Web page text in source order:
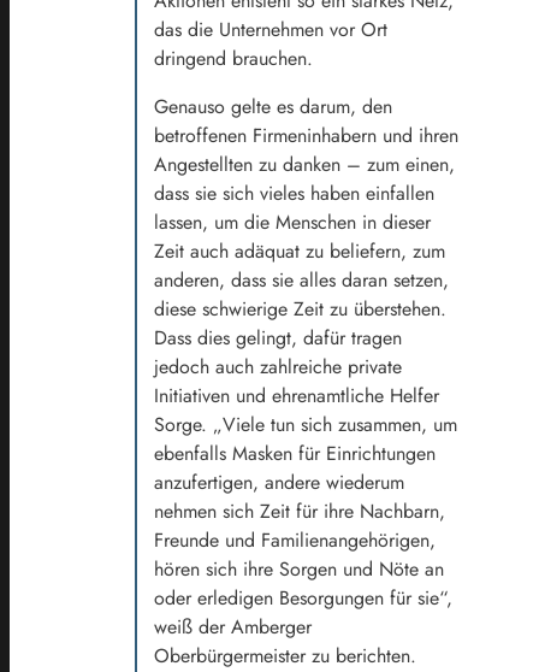
das die Unternehmen vor Ort
dringend brauchen.
Genauso gelte es darum, den
betroffenen Firmeninhabern und ihren
Angestellten zu danken – zum einen,
dass sie sich vieles haben einfallen
lassen, um die Menschen in dieser
Zeit auch adäquat zu beliefern, zum
anderen, dass sie alles daran setzen,
diese schwierige Zeit zu überstehen.
Dass dies gelingt, dafür tragen
jedoch auch zahlreiche private
Initiativen und ehrenamtliche Helfer
Sorge. „Viele tun sich zusammen, um
ebenfalls Masken für Einrichtungen
anzufertigen, andere wiederum
nehmen sich Zeit für ihre Nachbarn,
Freunde und Familienangehörigen,
hören sich ihre Sorgen und Nöte an
oder erledigen Besorgungen für sie“,
weiß der Amberger
Oberbürgermeister zu berichten.